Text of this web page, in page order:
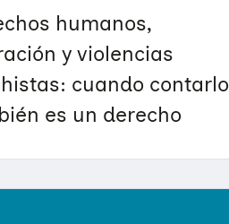
humanos,
y violencias
cuando contarlo
es un derecho